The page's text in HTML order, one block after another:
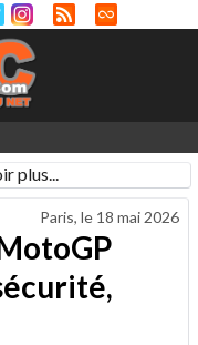
plus...
Paris, le 18 mai 2026